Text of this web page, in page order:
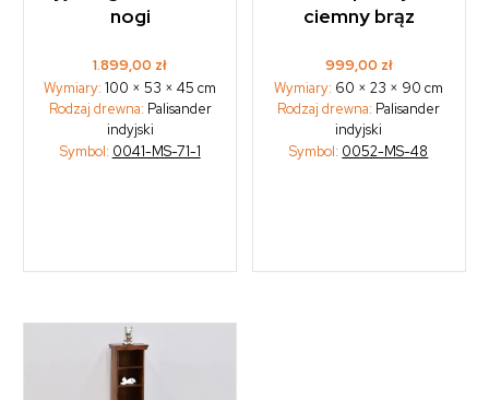
nogi
1.899,00 zł
Wymiary:100 × 53 × 45 cm
Rodzaj drewna: Palisander
indyjski
Symbol: 0041-MS-71-1
ciemny brąz
999,00 zł
Wymiary: 60 × 23 × 90 cm
Rodzaj drewna: Palisander
indyjski
Symbol: 0052-MS-48